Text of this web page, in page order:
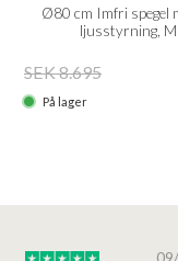
Ø80 cm Imfri spegel
ljusstyrning,
SEK 8.695
På lager